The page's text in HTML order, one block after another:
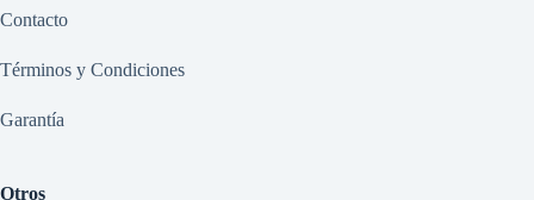
Contacto
Términos y Condiciones
Garantía
Otros